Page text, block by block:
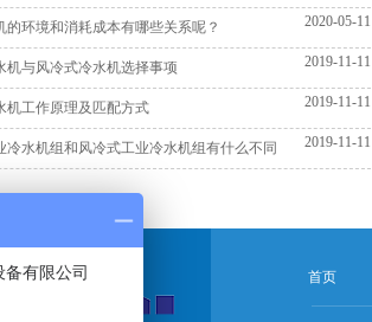
2020-05-11
的环境和消耗成本有哪些关系呢？
2019-11-11
机与风冷式冷水机选择事项
2019-11-11
机工作原理及匹配方式
2019-11-11
冷水机组和风冷式工业冷水机组有什么不同
首页
有限公司